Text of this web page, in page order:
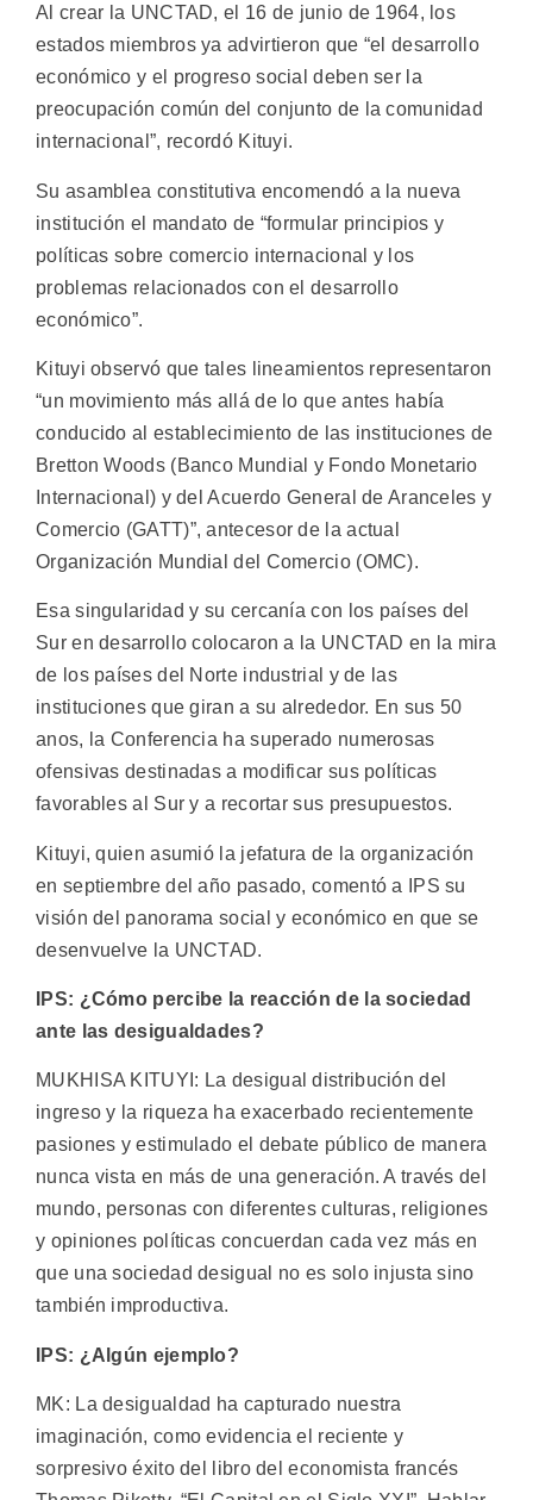
Al crear la UNCTAD, el 16 de junio de 1964, los
estados miembros ya advirtieron que “el desarrollo
económico y el progreso social deben ser la
preocupación común del conjunto de la comunidad
internacional”, recordó Kituyi.
Su asamblea constitutiva encomendó a la nueva
institución el mandato de “formular principios y
políticas sobre comercio internacional y los
problemas relacionados con el desarrollo
económico”.
Kituyi observó que tales lineamientos representaron
“un movimiento más allá de lo que antes había
conducido al establecimiento de las instituciones de
Bretton Woods (Banco Mundial y Fondo Monetario
Internacional) y del Acuerdo General de Aranceles y
Comercio (GATT)”, antecesor de la actual
Organización Mundial del Comercio (OMC).
Esa singularidad y su cercanía con los países del
Sur en desarrollo colocaron a la UNCTAD en la mira
de los países del Norte industrial y de las
instituciones que giran a su alrededor. En sus 50
anos, la Conferencia ha superado numerosas
ofensivas destinadas a modificar sus políticas
favorables al Sur y a recortar sus presupuestos.
Kituyi, quien asumió la jefatura de la organización
en septiembre del año pasado, comentó a IPS su
visión del panorama social y económico en que se
desenvuelve la UNCTAD.
IPS: ¿Cómo percibe la reacción de la sociedad
ante las desigualdades?
MUKHISA KITUYI: La desigual distribución del
ingreso y la riqueza ha exacerbado recientemente
pasiones y estimulado el debate público de manera
nunca vista en más de una generación. A través del
mundo, personas con diferentes culturas, religiones
y opiniones políticas concuerdan cada vez más en
que una sociedad desigual no es solo injusta sino
también improductiva.
IPS: ¿Algún ejemplo?
MK: La desigualdad ha capturado nuestra
imaginación, como evidencia el reciente y
sorpresivo éxito del libro del economista francés